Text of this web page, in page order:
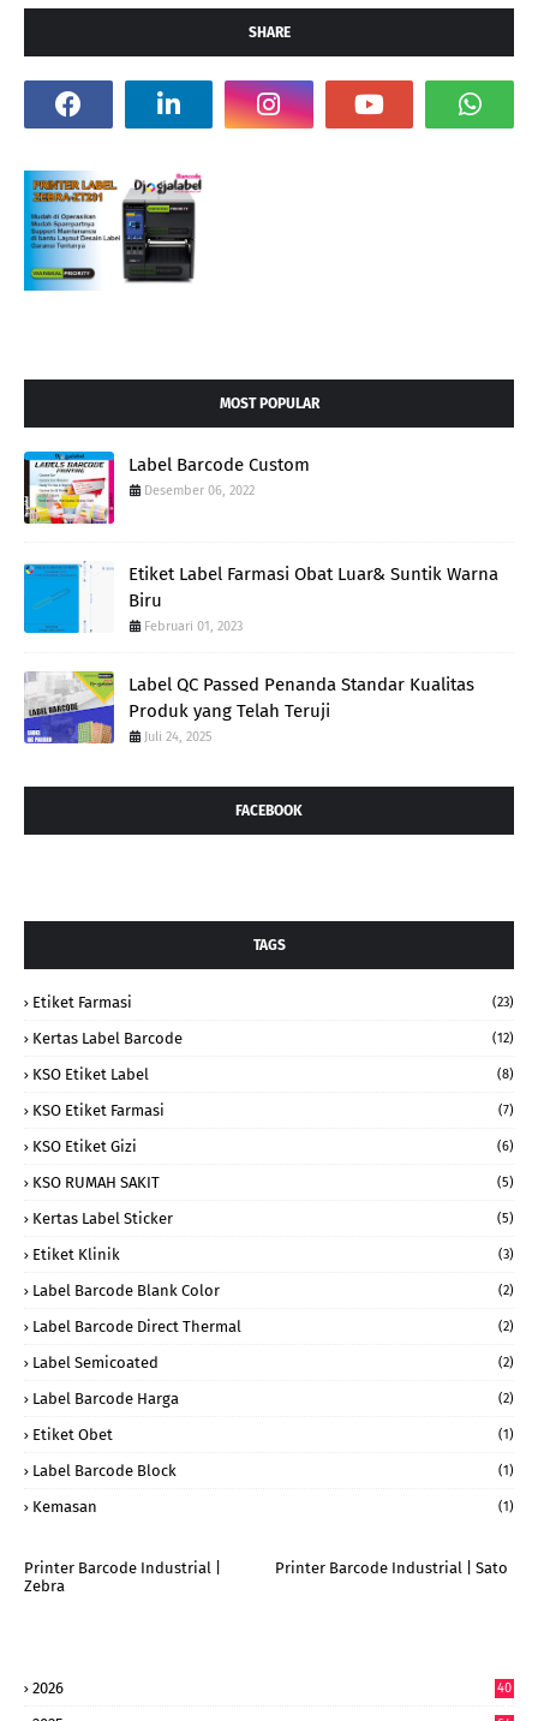
SHARE
MOST POPULAR
Label Barcode Custom
Desember 06, 2022
Etiket Label Farmasi Obat Luar& Suntik Warna
Biru
Februari 01, 2023
Label QC Passed Penanda Standar Kualitas
Produk yang Telah Teruji
Juli 24, 2025
FACEBOOK
TAGS
Etiket Farmasi (23)
Kertas Label Barcode (12)
KSO Etiket Label (8)
KSO Etiket Farmasi (7)
KSO Etiket Gizi (6)
KSO RUMAH SAKIT (5)
Kertas Label Sticker (5)
Etiket Klinik (3)
Label Barcode Blank Color (2)
Label Barcode Direct Thermal (2)
Label Semicoated (2)
Label Barcode Harga (2)
Etiket Obet (1)
Label Barcode Block (1)
Kemasan (1)
Printer Barcode Industrial |
Zebra
Printer Barcode Industrial | Sato
2026
40